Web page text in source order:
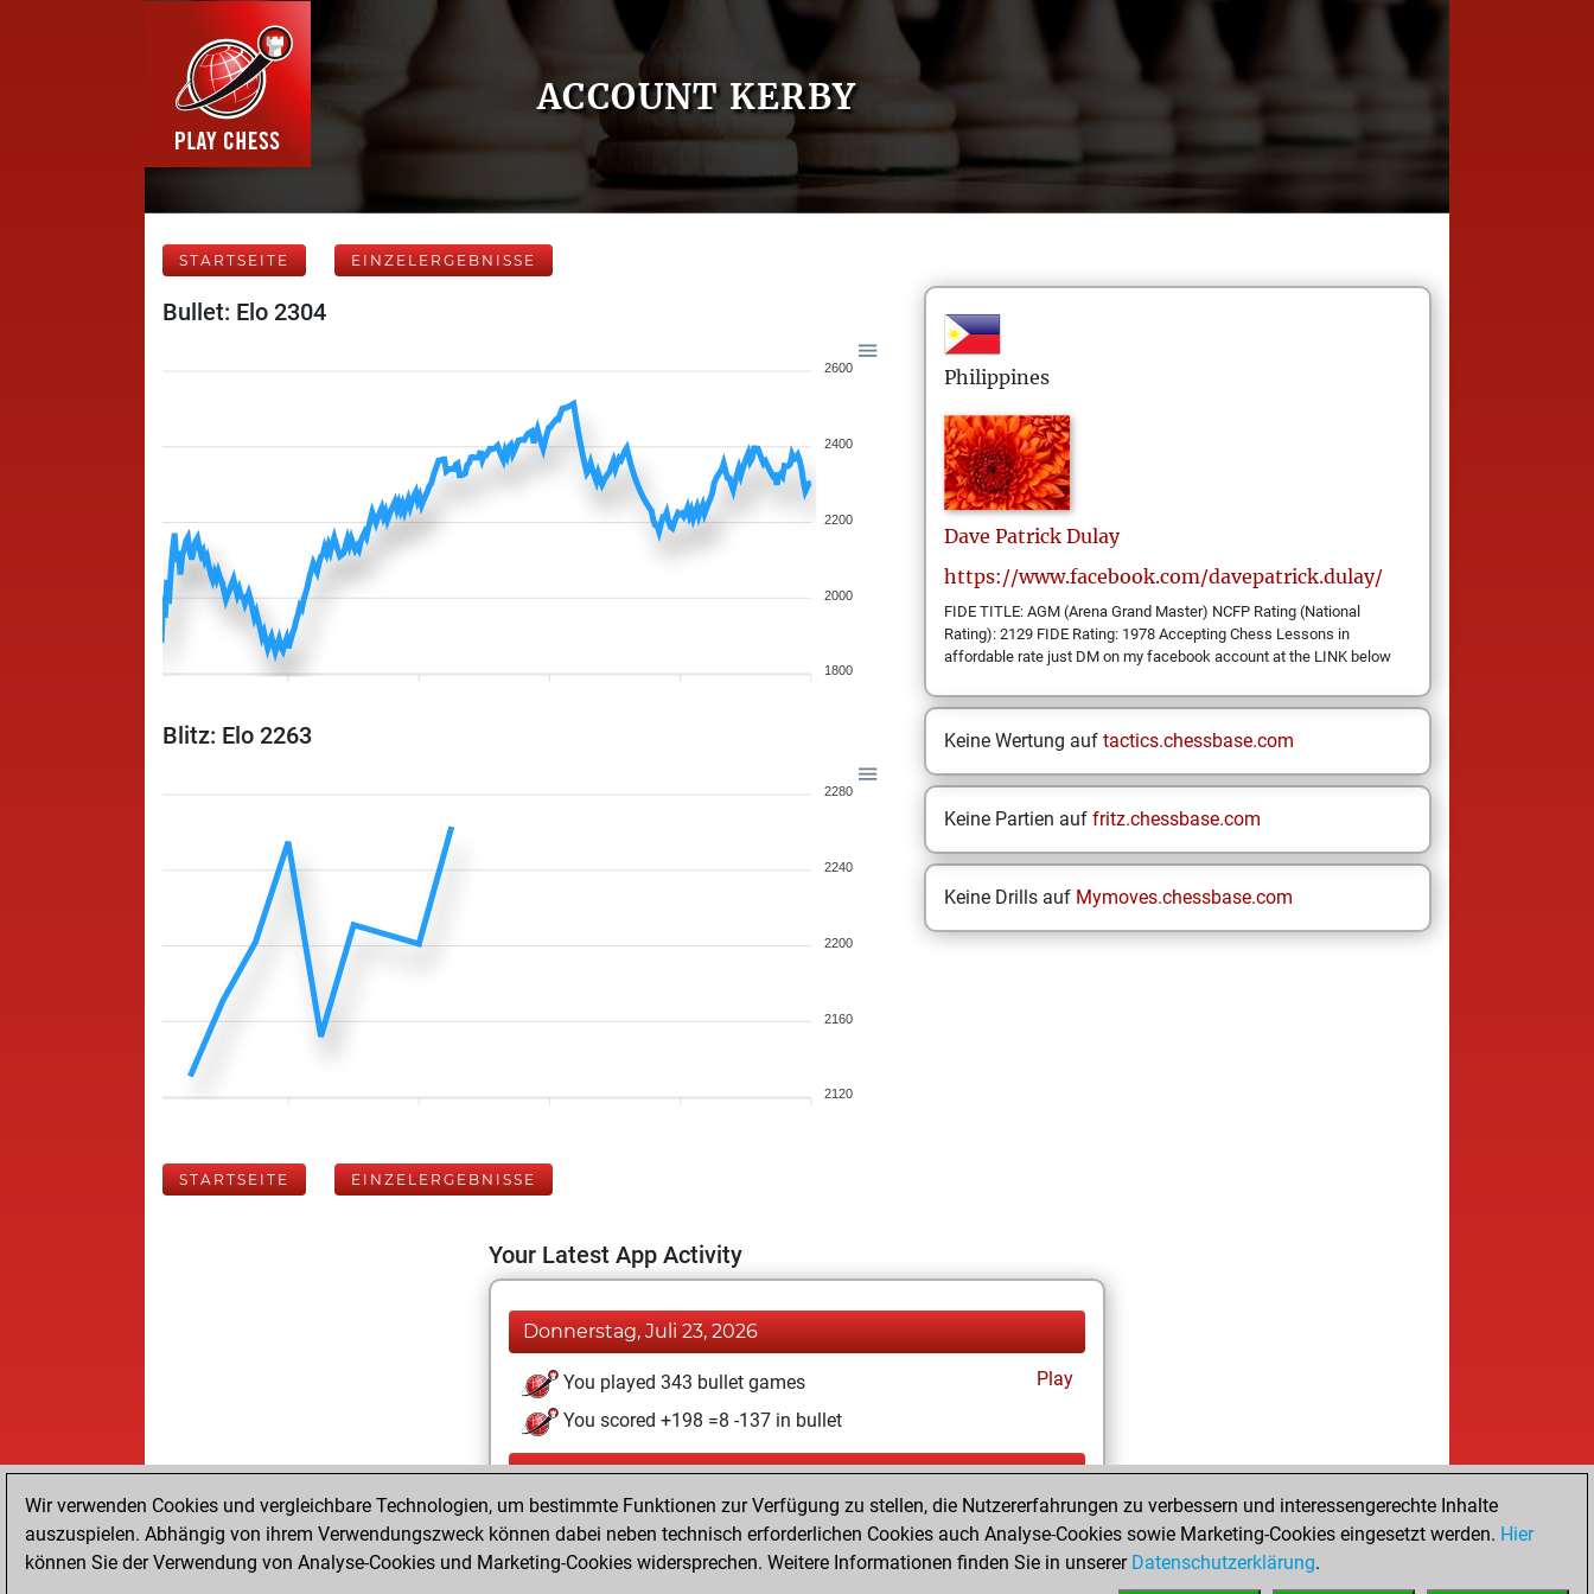
ACCOUNT KERBY
STARTSEITE EINZELERGEBNISSE
Bullet: Elo 2304
2600
2400
2200
2000
1800
Blitz: Elo 2263
2280
2240
2200
2160
2120
Philippines
Dave Patrick Dulay
https://www.facebook.com/davepatrick.dulay/
FIDE TITLE: AGM (Arena Grand Master) NCFP Rating (National
Rating): 2129 FIDE Rating: 1978 Accepting Chess Lessons in
affordable rate just DM on my facebook account at the LINK below
Keine Wertung auf tactics.chessbase.com
Keine Partien auf fritz.chessbase.com
Keine Drills auf Mymoves.chessbase.com
STARTSEITE EINZELERGEBNISSE
Your Latest App Activity
Donnerstag, Juli 23, 2026
You played 343 bullet games
Play
You scored +198 =8 -137 in bullet
Samstag, April 13, 2024
You played 8 blitz games
Play
You scored +5 =0 -3 in blitz
Wir verwenden Cookies und vergleichbare Technologien, um bestimmte Funktionen zur Verfügung zu stellen, die Nutzererfahrungen zu verbessern und interessengerechte Inhalte
auszuspielen. Abhängig von ihrem Verwendungszweck können dabei neben technisch erforderlichen Cookies auch Analyse-Cookies sowie Marketing-Cookies eingesetzt werden. Hier
können Sie der Verwendung von Analyse-Cookies und Marketing-Cookies widersprechen. Weitere Informationen finden Sie in unserer Datenschutzerklärung.